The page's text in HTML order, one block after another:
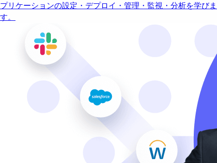
プリケーションの設定・デプロイ・管理・監視・分析を学びま
す。